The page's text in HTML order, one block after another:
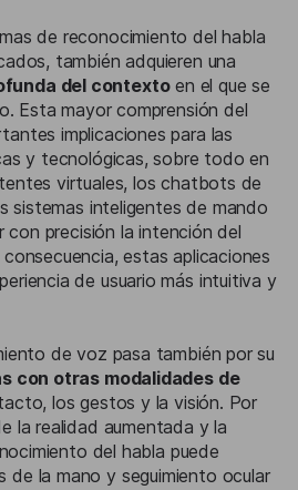
de reconocimiento del habla
también adquieren una
del contextoen el que se
Esta mayor comprensión del
implicaciones para las
y tecnológicas, sobre todo en
virtuales, los chatbots de
sistemas inteligentes de mando
precisión la intención del
estas aplicaciones
de usuario más intuitiva y
de voz pasa también por su
con otras modalidades de
los gestos y la visión. Por
la realidad aumentada y la
del habla puede
de la mano y seguimiento ocular